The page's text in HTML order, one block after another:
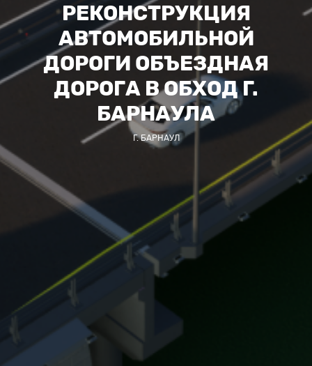
РЕКОНСТРУКЦИЯ
АВТОМОБИЛЬНОЙ
ДОРОГИ ОБЪЕЗДНАЯ
ДОРОГА В ОБХОД Г.
БАРНАУЛА
Г. БАРНАУЛ